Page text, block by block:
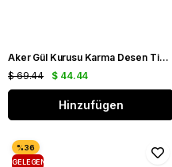
Aker Gül Kurusu Karma Desen Tivil İpek Eşarp 8808713 - 991
$ 44.44
$ 69.44
Hinzufügen
GELEGENHEIT